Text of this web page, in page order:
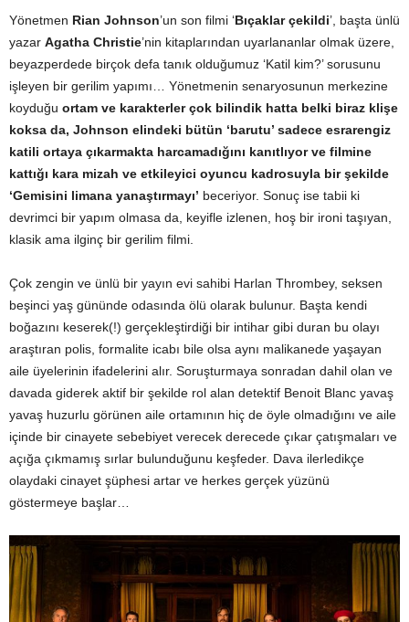
Yönetmen Rian Johnson’un son filmi ‘Bıçaklar çekildi’, başta ünlü
yazar Agatha Christie’nin kitaplarından uyarlananlar olmak üzere,
beyazperdede birçok defa tanık olduğumuz ‘Katil kim?’ sorusunu
işleyen bir gerilim yapımı… Yönetmenin senaryosunun merkezine
koyduğu ortam ve karakterler çok bilindik hatta belki biraz klişe
koksa da, Johnson elindeki bütün ‘barutu’ sadece esrarengiz
katili ortaya çıkarmakta harcamadığını kanıtlıyor ve filmine
kattığı kara mizah ve etkileyici oyuncu kadrosuyla bir şekilde
‘Gemisini limana yanaştırmayı’ beceriyor. Sonuç ise tabii ki
devrimci bir yapım olmasa da, keyifle izlenen, hoş bir ironi taşıyan,
klasik ama ilginç bir gerilim filmi.
Çok zengin ve ünlü bir yayın evi sahibi Harlan Thrombey, seksen
beşinci yaş gününde odasında ölü olarak bulunur. Başta kendi
boğazını keserek(!) gerçekleştirdiği bir intihar gibi duran bu olayı
araştıran polis, formalite icabı bile olsa aynı malikanede yaşayan
aile üyelerinin ifadelerini alır. Soruşturmaya sonradan dahil olan ve
davada giderek aktif bir şekilde rol alan detektif Benoit Blanc yavaş
yavaş huzurlu görünen aile ortamının hiç de öyle olmadığını ve aile
içinde bir cinayete sebebiyet verecek derecede çıkar çatışmaları ve
açığa çıkmamış sırlar bulunduğunu keşfeder. Dava ilerledikçe
olaydaki cinayet şüphesi artar ve herkes gerçek yüzünü
göstermeye başlar…